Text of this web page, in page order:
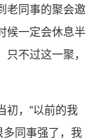
老同事的聚会邀
候一定会休息半
不过这一聚，
初，“以前的我
同事强了，我